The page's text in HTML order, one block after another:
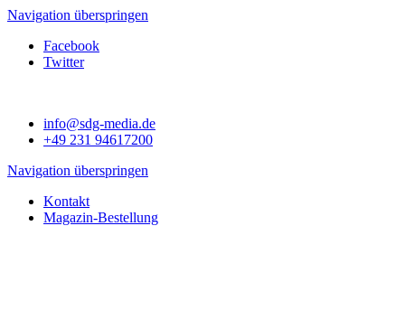
Navigation überspringen
Facebook
Twitter
info@sdg-media.de
+49 231 94617200
Navigation überspringen
Kontakt
Magazin-Bestellung